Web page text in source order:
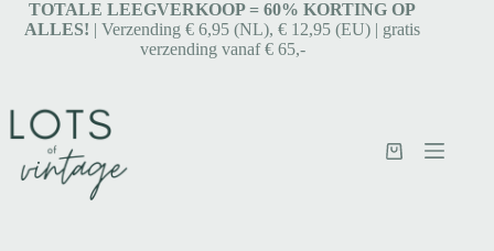
TOTALE LEEGVERKOOP = 60% KORTING OP
ALLES! | Verzending € 6,95 (NL), € 12,95 (EU) | gratis
verzending vanaf € 65,-